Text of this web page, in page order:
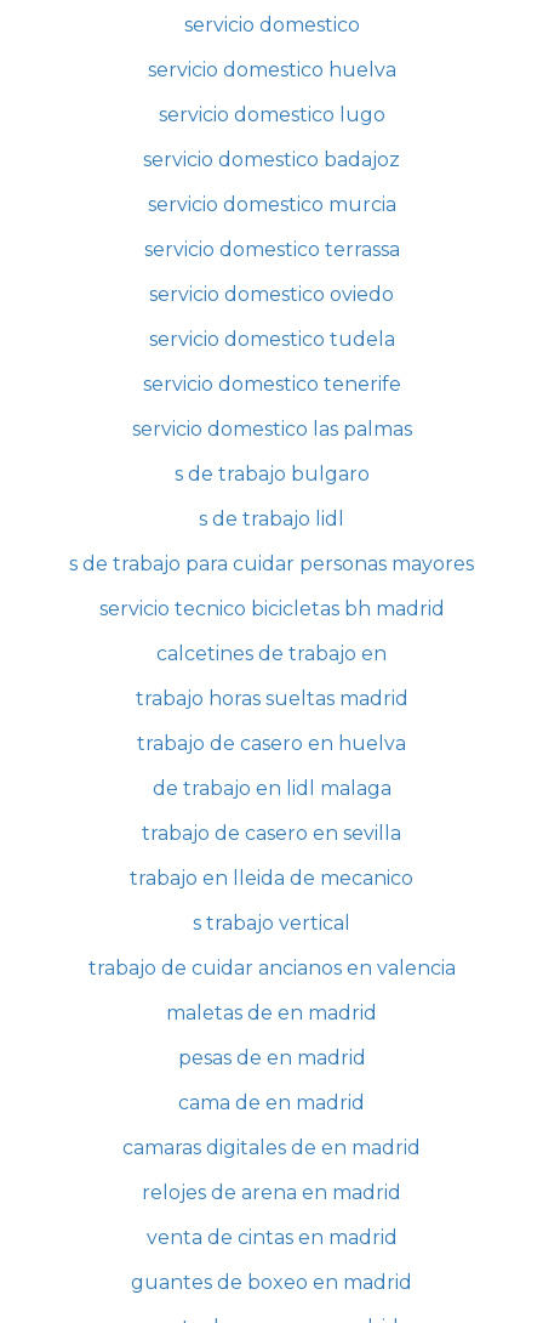
servicio domestico
servicio domestico huelva
servicio domestico lugo
servicio domestico badajoz
servicio domestico murcia
servicio domestico terrassa
servicio domestico oviedo
servicio domestico tudela
servicio domestico tenerife
servicio domestico las palmas
s de trabajo bulgaro
s de trabajo lidl
s de trabajo para cuidar personas mayores
servicio tecnico bicicletas bh madrid
calcetines de trabajo en
trabajo horas sueltas madrid
trabajo de casero en huelva
de trabajo en lidl malaga
trabajo de casero en sevilla
trabajo en lleida de mecanico
s trabajo vertical
trabajo de cuidar ancianos en valencia
maletas de en madrid
pesas de en madrid
cama de en madrid
camaras digitales de en madrid
relojes de arena en madrid
venta de cintas en madrid
guantes de boxeo en madrid